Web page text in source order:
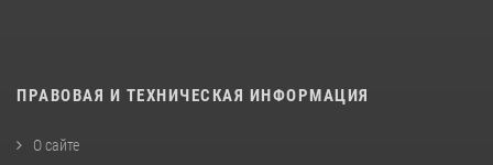
ПРАВОВАЯ И ТЕХНИЧЕСКАЯ ИНФОРМАЦИЯ
О сайте